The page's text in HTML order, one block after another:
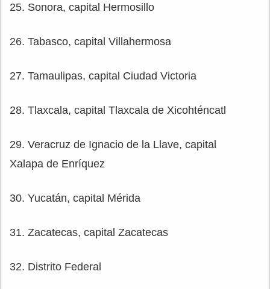
25. Sonora, capital Hermosillo
26. Tabasco, capital Villahermosa
27. Tamaulipas, capital Ciudad Victoria
28. Tlaxcala, capital Tlaxcala de Xicohténcatl
29. Veracruz de Ignacio de la Llave, capital
Xalapa de Enríquez
30. Yucatán, capital Mérida
31. Zacatecas, capital Zacatecas
32. Distrito Federal